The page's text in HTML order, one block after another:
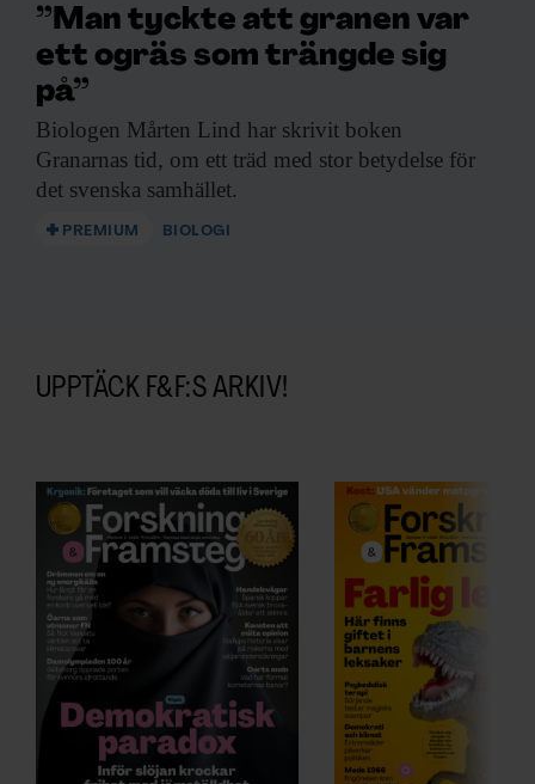
”Man tyckte att granen var
ett ogräs som trängde sig
på”
Biologen Mårten Lind har skrivit boken
Granarnas tid, om ett träd med stor betydelse för
det svenska samhället.
PREMIUM BIOLOGI
UPPTÄCK F&F:S ARKIV!